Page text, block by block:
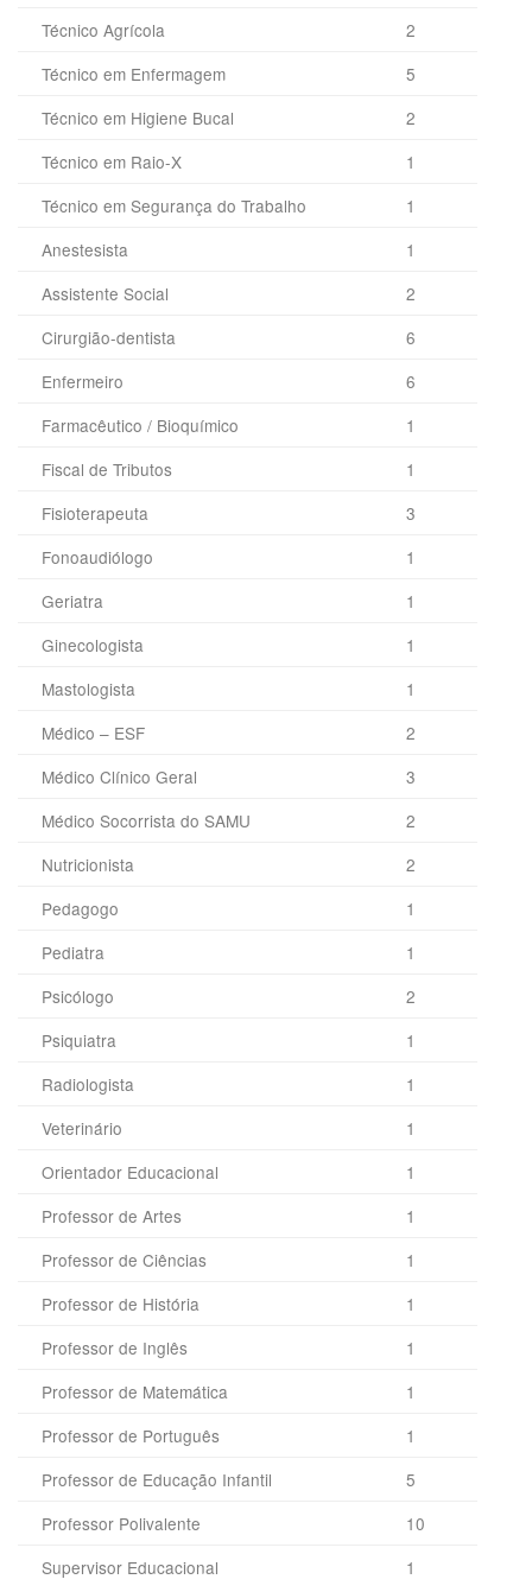
Técnico Agrícola
2
Técnico em Enfermagem
5
Técnico em Higiene Bucal
2
Técnico em Raio-X
1
Técnico em Segurança do Trabalho
1
Anestesista
1
Assistente Social
2
Cirurgião-dentista
6
Enfermeiro
6
Farmacêutico / Bioquímico
1
Fiscal de Tributos
1
Fisioterapeuta
3
Fonoaudiólogo
1
Geriatra
1
Ginecologista
1
Mastologista
1
Médico – ESF
2
Médico Clínico Geral
3
Médico Socorrista do SAMU
2
Nutricionista
2
Pedagogo
1
Pediatra
1
Psicólogo
2
Psiquiatra
1
Radiologista
1
Veterinário
1
Orientador Educacional
1
Professor de Artes
1
Professor de Ciências
1
Professor de História
1
Professor de Inglês
1
Professor de Matemática
1
Professor de Português
1
Professor de Educação Infantil
5
Professor Polivalente
10
Supervisor Educacional
1